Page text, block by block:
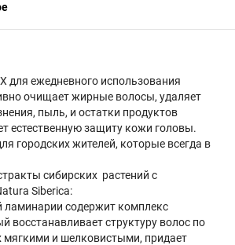
для ежедневного использования
очищает жирные волосы, удаляет
пыль, и остатки продуктов
естественную защиту кожи головы.
городских жителей, которые всегда в
сибирских растений с
Siberica:
ламинарии содержит комплекс
восстанавливает структуру волос по
мягкими и шелковистыми, придает